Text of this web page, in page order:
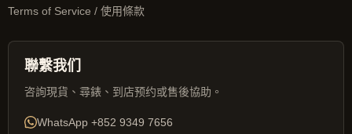
Terms of Service / 使用條款
聯繫我们
咨詢現貨、尋錶、到店预约或售後協助。
WhatsApp +852 9349 7656